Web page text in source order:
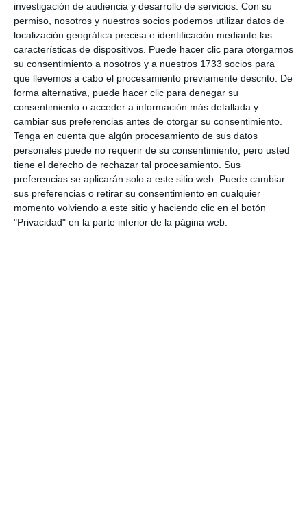
investigación de audiencia y desarrollo de servicios. Con su
permiso, nosotros y nuestros socios podemos utilizar datos de
localización geográfica precisa e identificación mediante las
características de dispositivos. Puede hacer clic para otorgarnos
su consentimiento a nosotros y a nuestros 1733 socios para
que llevemos a cabo el procesamiento previamente descrito. De
forma alternativa, puede hacer clic para denegar su
consentimiento o acceder a información más detallada y
cambiar sus preferencias antes de otorgar su consentimiento.
Tenga en cuenta que algún procesamiento de sus datos
personales puede no requerir de su consentimiento, pero usted
tiene el derecho de rechazar tal procesamiento. Sus
preferencias se aplicarán solo a este sitio web. Puede cambiar
sus preferencias o retirar su consentimiento en cualquier
momento volviendo a este sitio y haciendo clic en el botón
"Privacidad" en la parte inferior de la página web.